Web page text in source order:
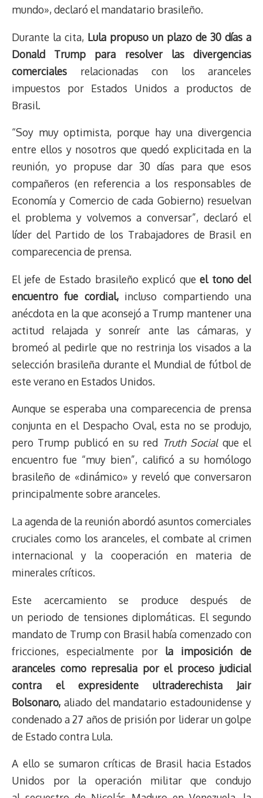
mundo», declaró el mandatario brasileño.
Durante la cita, Lula propuso un plazo de 30 días a
Donald Trump para resolver las divergencias
comerciales relacionadas con los aranceles
impuestos por Estados Unidos a productos de
Brasil.
“Soy muy optimista, porque hay una divergencia
entre ellos y nosotros que quedó explicitada en la
reunión, yo propuse dar 30 días para que esos
compañeros (en referencia a los responsables de
Economía y Comercio de cada Gobierno) resuelvan
el problema y volvemos a conversar”, declaró el
líder del Partido de los Trabajadores de Brasil en
comparecencia de prensa.
El jefe de Estado brasileño explicó queel tono del
encuentro fue cordial,incluso compartiendo una
anécdota en la que aconsejó a Trump mantener una
actitud relajada y sonreír ante las cámaras, y
bromeó al pedirle que no restrinja los visados a la
selección brasileña durante el Mundial de fútbol de
este verano en Estados Unidos.
Aunque se esperaba una comparecencia de prensa
conjunta en el Despacho Oval, esta no se produjo,
pero Trump publicó en su red Truth Socialque el
encuentro fue “muy bien”, calificó a su homólogo
brasileño de «dinámico» y reveló que conversaron
principalmente sobre aranceles.
La agenda de la reunión abordó asuntos comerciales
cruciales como los aranceles, el combate al crimen
internacional y la cooperación en materia de
minerales críticos.
Este acercamiento se produce después de
un periodo de tensiones diplomáticas. El segundo
mandato de Trump con Brasil había comenzado con
fricciones, especialmente por la imposición de
aranceles como represalia por el proceso judicial
contra el expresidente ultraderechista Jair
Bolsonaro, aliado del mandatario estadounidense y
condenado a 27 años de prisión por liderar un golpe
de Estado contra Lula.
A ello se sumaron críticas de Brasil hacia Estados
Unidos por la operación militar que condujo